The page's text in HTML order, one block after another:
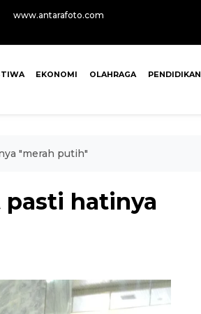
www.antarafoto.com
EKONOMI OLAHRAGA PENDIDIKAN
"merah putih"
pasti hatinya